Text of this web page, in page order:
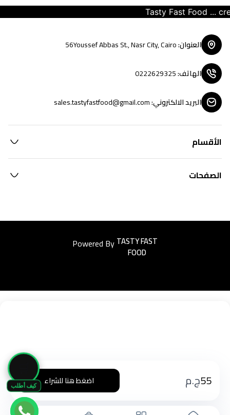
كيف أطلب 55ج.م اضغط هنا للشراء
Tasty Fast Food ...
العنوان:
56Youssef Abbas St., Nasr City, Cairo
الهاتف:
0222629325
البريد الالكتروني:
sales.tastyfastfood@gmail.com
الأقسام
الصفحات
Powered ByEasyorders